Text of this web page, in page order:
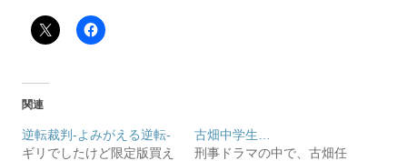
関連
逆転裁判-よみがえる逆転-
ギリでしたけど限定版買え
古畑中学生…
刑事ドラマの中で、古畑任